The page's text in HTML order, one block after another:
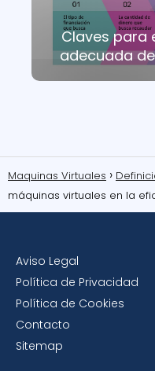
Claves para
adecuada
Maquinas Virtuales
máquinas virtuales en la
Aviso Legal
Política de Privacidad
Política de Cookies
Contacto
Sitemap